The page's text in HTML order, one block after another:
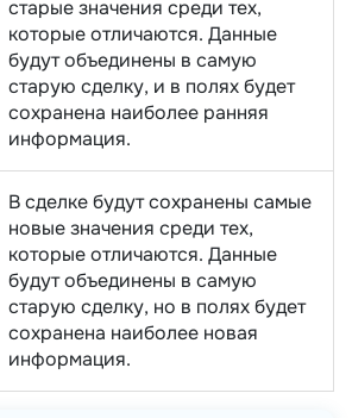
старые значения среди тех,
которые отличаются. Данные
будут объединены в самую
старую сделку, и в полях будет
сохранена наиболее ранняя
информация.
В сделке будут сохранены самые
новые значения среди тех,
которые отличаются. Данные
будут объединены в самую
старую сделку, но в полях будет
сохранена наиболее новая
информация.